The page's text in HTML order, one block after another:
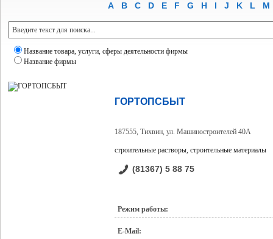
A
B C D E F G H I J K L M
Название товара, услуги, сферы деятельности фирмы
Название фирмы
ГОРТОПСБЫТ
187555, Тихвин, ул. Машиностроителей 40А
строительные растворы, строительные материалы
(81367) 5 88 75
Режим работы:
E-Mail: